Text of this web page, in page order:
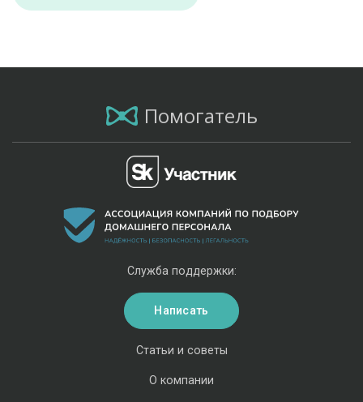
Помогатель
Статьи и советы
О компании
Служба поддержки:
Написать